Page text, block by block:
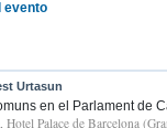
evento
Urtasun
en el Parlament de
Hotel Palace de Barcelona